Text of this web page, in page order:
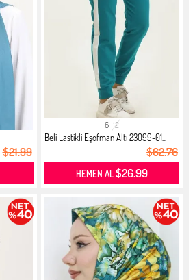
$21.99
6 12
Beli Lastikli Eşofman Altı 23099-01...
$62.76
HEMEN AL$26.99